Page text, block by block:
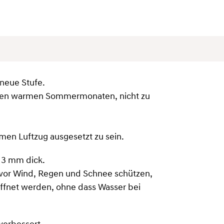
Stufe.
warmen Sommermonaten, nicht zu
Luftzug ausgesetzt zu sein.
mm dick.
Wind, Regen und Schnee schützen,
werden, ohne dass Wasser bei